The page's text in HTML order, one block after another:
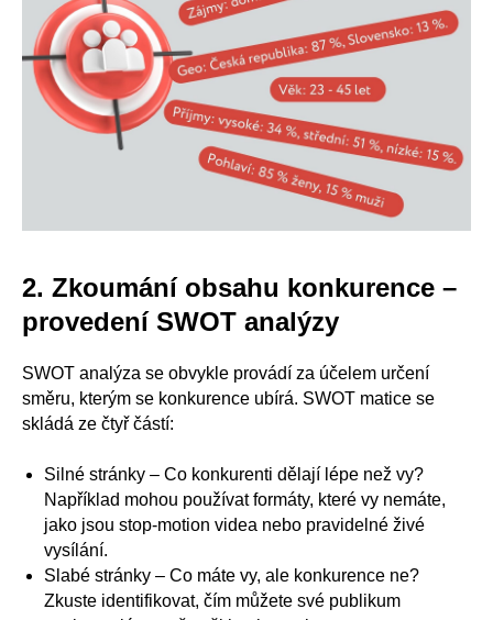
2. Zkoumání obsahu konkurence –
provedení SWOT analýzy
SWOT analýza se obvykle provádí za účelem určení
směru, kterým se konkurence ubírá. SWOT matice se
skládá ze čtyř částí:
Silné stránky – Co konkurenti dělají lépe než vy?
Například mohou používat formáty, které vy nemáte,
jako jsou stop-motion videa nebo pravidelné živé
vysílání.
Slabé stránky – Co máte vy, ale konkurence ne?
Zkuste identifikovat, čím můžete své publikum